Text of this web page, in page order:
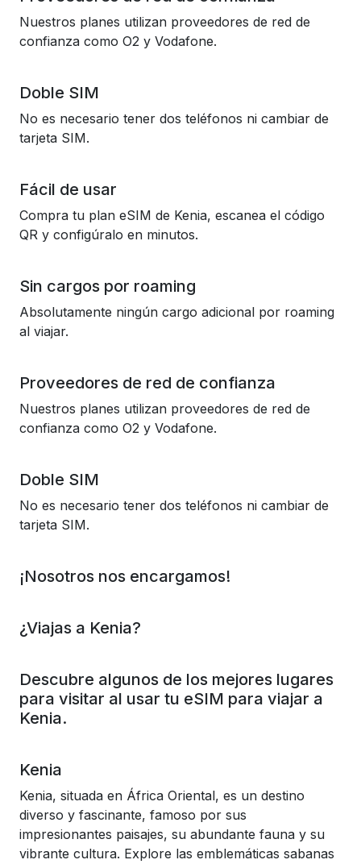
Nuestros planes utilizan proveedores de red de
confianza como O2 y Vodafone.
Doble SIM
No es necesario tener dos teléfonos ni cambiar de
tarjeta SIM.
Fácil de usar
Compra tu plan eSIM de Kenia, escanea el código
QR y configúralo en minutos.
Sin cargos por roaming
Absolutamente ningún cargo adicional por roaming
al viajar.
Proveedores de red de confianza
Nuestros planes utilizan proveedores de red de
confianza como O2 y Vodafone.
Doble SIM
No es necesario tener dos teléfonos ni cambiar de
tarjeta SIM.
¡Nosotros nos encargamos!
¿Viajas a Kenia?
Descubre algunos de los mejores lugares
para visitar al usar tu eSIM para viajar a
Kenia.
Kenia
Kenia, situada en África Oriental, es un destino
diverso y fascinante, famoso por sus
impresionantes paisajes, su abundante fauna y su
vibrante cultura. Explore las emblemáticas sabanas